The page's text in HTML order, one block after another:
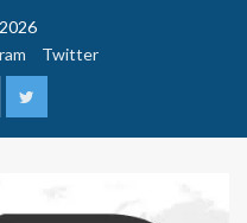
Twitter
Twitter